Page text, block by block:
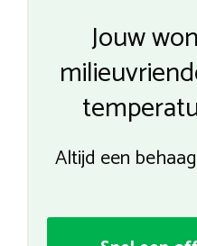
Jouw
Altijd een